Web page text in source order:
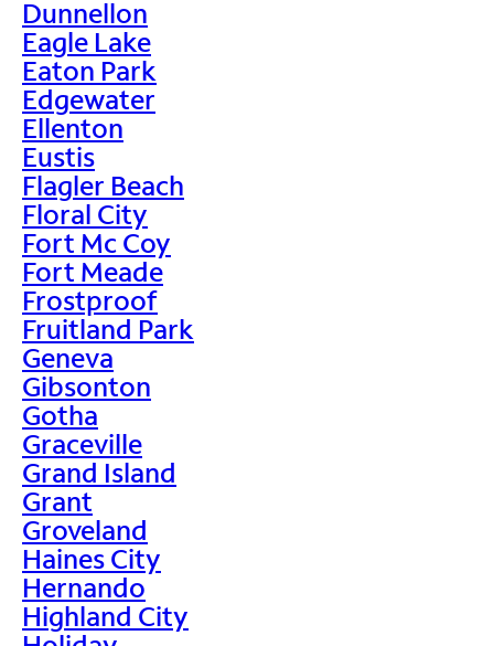
Dunnellon
Eagle Lake
Eaton Park
Edgewater
Ellenton
Eustis
Flagler Beach
Floral City
Fort Mc Coy
Fort Meade
Frostproof
Fruitland Park
Geneva
Gibsonton
Gotha
Graceville
Grand Island
Grant
Groveland
Haines City
Hernando
Highland City